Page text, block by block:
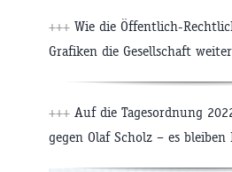
+++ Wie die Öffentlich-
Grafiken die Gesellschaft
+++ Auf die Tagesordnung
gegen Olaf Scholz – es bleiben